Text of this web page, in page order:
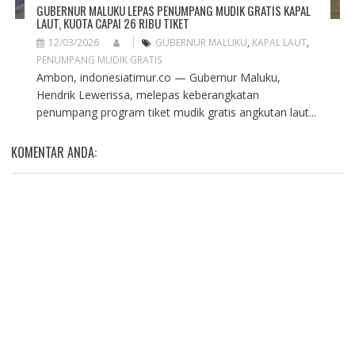
GUBERNUR MALUKU LEPAS PENUMPANG MUDIK GRATIS KAPAL
LAUT, KUOTA CAPAI 26 RIBU TIKET
12/03/2026 GUBERNUR MALUKU, KAPAL LAUT,
PENUMPANG MUDIK GRATIS
Ambon, indonesiatimur.co — Gubernur Maluku,
Hendrik Lewerissa, melepas keberangkatan
penumpang program tiket mudik gratis angkutan laut...
KOMENTAR ANDA: